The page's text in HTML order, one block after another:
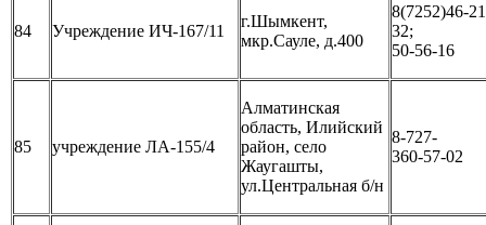
84 Учреждение ИЧ-167/11
г.Шымкент,
мкр.Сауле, д.400
8(7252)46-
32;
50-56-16
85 учреждение ЛА-155/4
Алматинская
область, Илийский
район, село
Жаугашты,
ул.Центральная б/н
8-727-
360-57-02